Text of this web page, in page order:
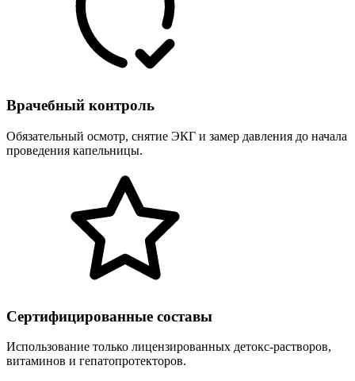
Врачебный контроль
Обязательный осмотр, снятие ЭКГ и замер давления до начала
проведения капельницы.
Сертифицированные составы
Использование только лицензированных детокс-растворов,
витаминов и гепатопротекторов.